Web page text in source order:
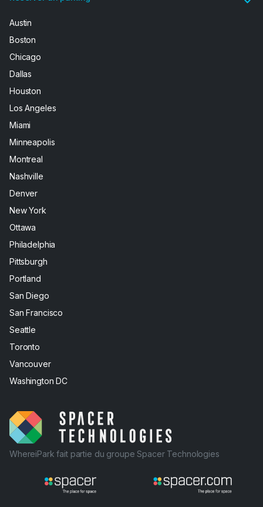
Austin
Boston
Chicago
Dallas
Houston
Los Angeles
Miami
Minneapolis
Montreal
Nashville
Denver
New York
Ottawa
Philadelphia
Pittsburgh
Portland
San Diego
San Francisco
Seattle
Toronto
Vancouver
Washington DC
WhereiPark fait partie du groupe Spacer Technologies